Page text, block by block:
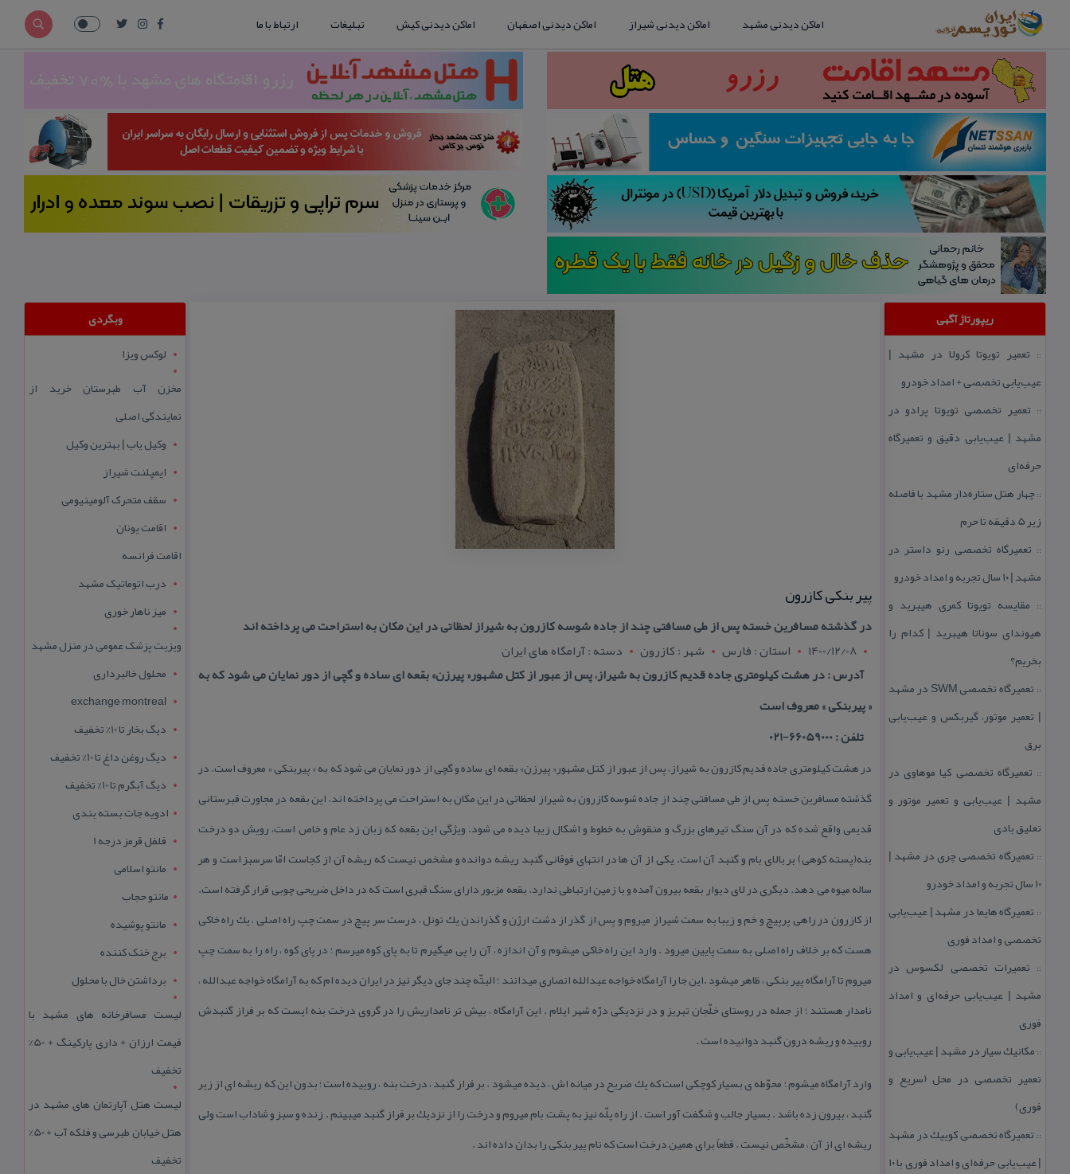
اماکن دیدنی مشهد اماکن دیدنی شیراز اماکن دیدنی اصفهان اماکن دیدنی کیش تبلیغات ارتباط با ما
ریپورتاژ آگهی
:: تعمیر تویوتا كرولا در مشهد |
عیب‌یابی تخصصی + امداد خودرو
:: تعمیر تخصصی تویوتا پرادو در
مشهد | عیب‌یابی دقیق و تعمیرگاه
حرفه‌ای
::چهار هتل‌ ستاره‌دار مشهد با فاصله
زیر 5 دقیقه تا حرم
:: تعمیرگاه تخصصی رنو داستر در
مشهد | ۱۰ سال تجربه و امداد خودرو
:: مقایسه تویوتا كمری هیبرید و
هیوندای سوناتا هیبرید | كدام را
بخریم؟
::
تعمیرگاه تخصصی SWM در مشهد
| تعمیر موتور، گیربكس و عیب‌یابی
برق
:: تعمیرگاه تخصصی كیا موهاوی در
مشهد | عیب‌یابی و تعمیر موتور و
تعلیق بادی
:: تعمیرگاه تخصصی چری در مشهد |
۱۰ سال تجربه و امداد خودرو
:: تعمیرگاه هایما در مشهد | عیب‌یابی
تخصصی و امداد فوری
:: تعمیرات تخصصی لكسوس در
مشهد | عیب‌یابی حرفه‌ای و امداد
فوری
:: مكانیك سیار در مشهد | عیب‌یابی و
تعمیر تخصصی در محل (سریع و
فوری)
:: تعمیرگاه تخصصی كوییك در مشهد
| عیب‌یابی حرفه‌ای و امداد فوری با ۱۰
پیر بنكی كازرون
در گذشته مسافرین خسته پس از طی مسافتی چند از جاده شوسه كازرون به شیراز لحظاتی در این مكان به استراحت می پرداخته اند
1400/12/08
استان : فارس شهر : کازرون
دسته : آرامگاه های ایران
آدرس : در هشت كیلومتری جاده قدیم كازرون به شیراز، پس از عبور از كتل مشهور« پیرزن» بقعه ای ساده و گچی از دور نمایان می شود كه به
« پیربنكی » معروف است
تلفن : 66059000-021
در هشت كیلومتری جاده قدیم كازرون به شیراز، پس از عبور از كتل مشهور« پیرزن» بقعه ای ساده و گچی از دور نمایان می شود كه به « پیربنكی » معروف است. در
گذشته مسافرین خسته پس از طی مسافتی چند از جاده شوسه كازرون به شیراز لحظاتی در این مكان به استراحت می پرداخته اند. این بقعه در مجاورت قبرستانی
قدیمی واقع شده كه در آن سنگ تیرهای بزرگ و منقوش به خطوط و اشكال زیبا دیده می شود. ویژگی این بقعه كه زبان زد عام و خاص است، رویش دو درخت
بنه(پسته كوهی) بر بالای بام و گنبد آن است. یكی از آن ها در انتهای فوقانی گنبد ریشه دوانده و مشخص نیست كه ریشه آن از كجاست امّا سرسبز است و هر
ساله میوه می دهد. دیگری در لای دیوار بقعه بیرون آمده و با زمین ارتباطی ندارد. بقعه مزبور دارای سنگ قبری است كه در داخل ضریحی چوبی قرار گرفته است.
از كازرون در راهی پرپیچ و خم و زیبا به سمت شیراز میروم و پس از گذر از دشت ارژن و گذراندن یك تونل ، درست سر پیچ در سمت چپ راه اصلی ، یك راه خاكی
هست كه بر خلاف راه اصلی به سمت پایین میرود . وارد این راه خاكی میشوم و آن اندازه ، آن را پی میگیرم تا به پای كوه میرسم ؛ در پای كوه ، راه را به سمت چپ
میروم تا آرامگاه پیر بنكی ، ظاهر میشود .این جا را آرامگاه خواجه عبدالله انصاری میدانند ؛ البتّه چند جای دیگر نیز در ایران دیده ام كه به آرامگاه خواجه عبدالله ،
نامدار هستند ؛ از جمله در روستای خلّجان تبریز و در نزدیكی درّه شهر ایلام . این آرامگاه ، بیش تر نامداریش را در گروی درخت بنه ایست كه بر فراز گنبدش
روییده و ریشه درون گنبد دوانیده است .
وارد آرامگاه میشوم ؛ محوّطه ی بسیار كوچكی است كه یك ضریح در میانه اش ، دیده میشود . بر فراز گنبد ، درخت بنه ، روییده است ؛ بدون این كه ریشه ای از زیر
گنبد ، بیرون زده باشد . بسیار جالب و شگفت آور است . از راه پلّه نیز به پشت بام میروم و درخت را از نزدیك بر فراز گنبد میبینم . زنده و سبز و شاداب است ولی
ریشه ای از آن ، مشخّص نیست . قطعاً برای همین درخت است كه نام پیر بنكی را بدان داده اند .
وبگردی
لوکس ویزا
مخزن آب طبرستان خرید از
نمایندگی اصلی
وکیل یاب | بهترین وکیل
ایمپلنت شیراز
سقف متحرک آلومینیومی
اقامت یونان
اقامت فرانسه
درب اتوماتیک مشهد
میز ناهار خوری
ویزیت پزشک عمومی در منزل مشهد
محلول خالبرداری
exchange montreal
دیگ بخار تا 10% تخفیف
دیگ روغن داغ تا 10% تخفیف
دیگ آبگرم تا 10% تخفیف
ادویه جات بسته بندی
فلفل قرمز درجه 1
مانتو اسلامی
مانتو حجاب
مانتو پوشیده
برج خنک کننده
برداشتن خال با محلول
لیست مسافرخانه های مشهد با
قیمت ارزان + داری پارکینگ + 50%
تخفیف
لیست هتل آپارتمان های مشهد در
هتل خیابان طبرسی و فلکه آب + 50%
تخفیف